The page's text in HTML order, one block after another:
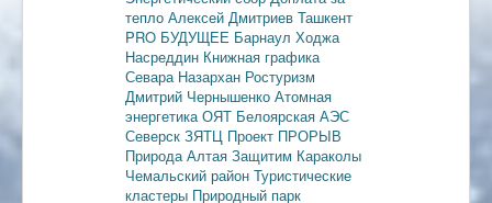
тепло Алексей Дмитриев Ташкент
PRO БУДУЩЕЕ Барнаул Ходжа
Насреддин Книжная графика
Севара Назархан Ростуризм
Дмитрий Чернышенко Атомная
энергетика ОЯТ Белоярская АЭС
Северск ЗЯТЦ Проект ПРОРЫВ
Природа Алтая Защитим Караколы
Чемальский район Туристические
кластеры Природный парк